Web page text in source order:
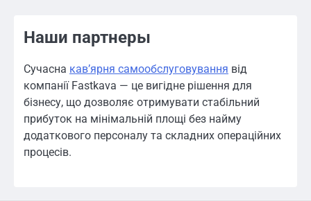
Наши партнеры
Сучасна кавʼярня самообслуговування від
компанії Fastkava — це вигідне рішення для
бізнесу, що дозволяє отримувати стабільний
прибуток на мінімальній площі без найму
додаткового персоналу та складних операційних
процесів.